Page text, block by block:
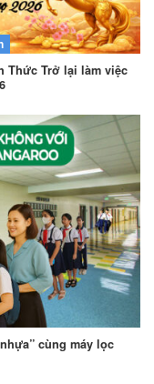
Thức Trở lại làm việc
cùng máy lọc